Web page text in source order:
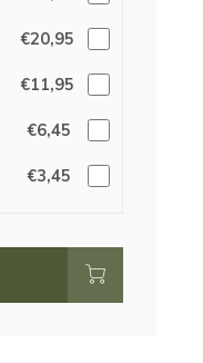
€20,95
€11,95
€6,45
€3,45